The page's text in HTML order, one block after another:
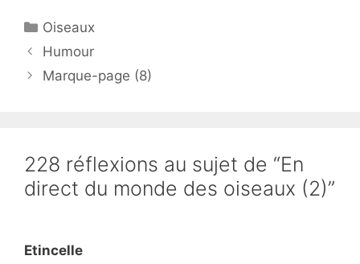
Catégories
Oiseaux
Humour
Marque-page (8)
228 réflexions au sujet de “En
direct du monde des oiseaux (2)”
Etincelle